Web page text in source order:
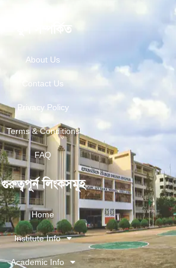
স্কুল সম্পর্কিত
About Us
Contact Us
Privacy Policy
Terms & Conditions
FAQ
গুরুত্বপূর্ন লিংকসমূহ
Home
Institute Info
Academic Info